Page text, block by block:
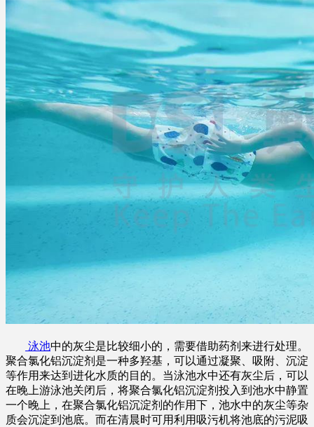
泳池中的灰尘是比较细小的，需要借助药剂来进行处理。
聚合氯化铝沉淀剂是一种多羟基，可以通过凝聚、吸附、沉淀
等作用来达到进化水质的目的。当泳池水中还有灰尘后，可以
在晚上游泳池关闭后，将聚合氯化铝沉淀剂投入到池水中静置
一个晚上，在聚合氯化铝沉淀剂的作用下，池水中的灰尘等杂
质会沉淀到池底。而在清晨时可用利用吸污机将池底的污泥吸